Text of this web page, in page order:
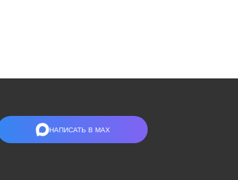
НАПИСАТЬ В МАХ